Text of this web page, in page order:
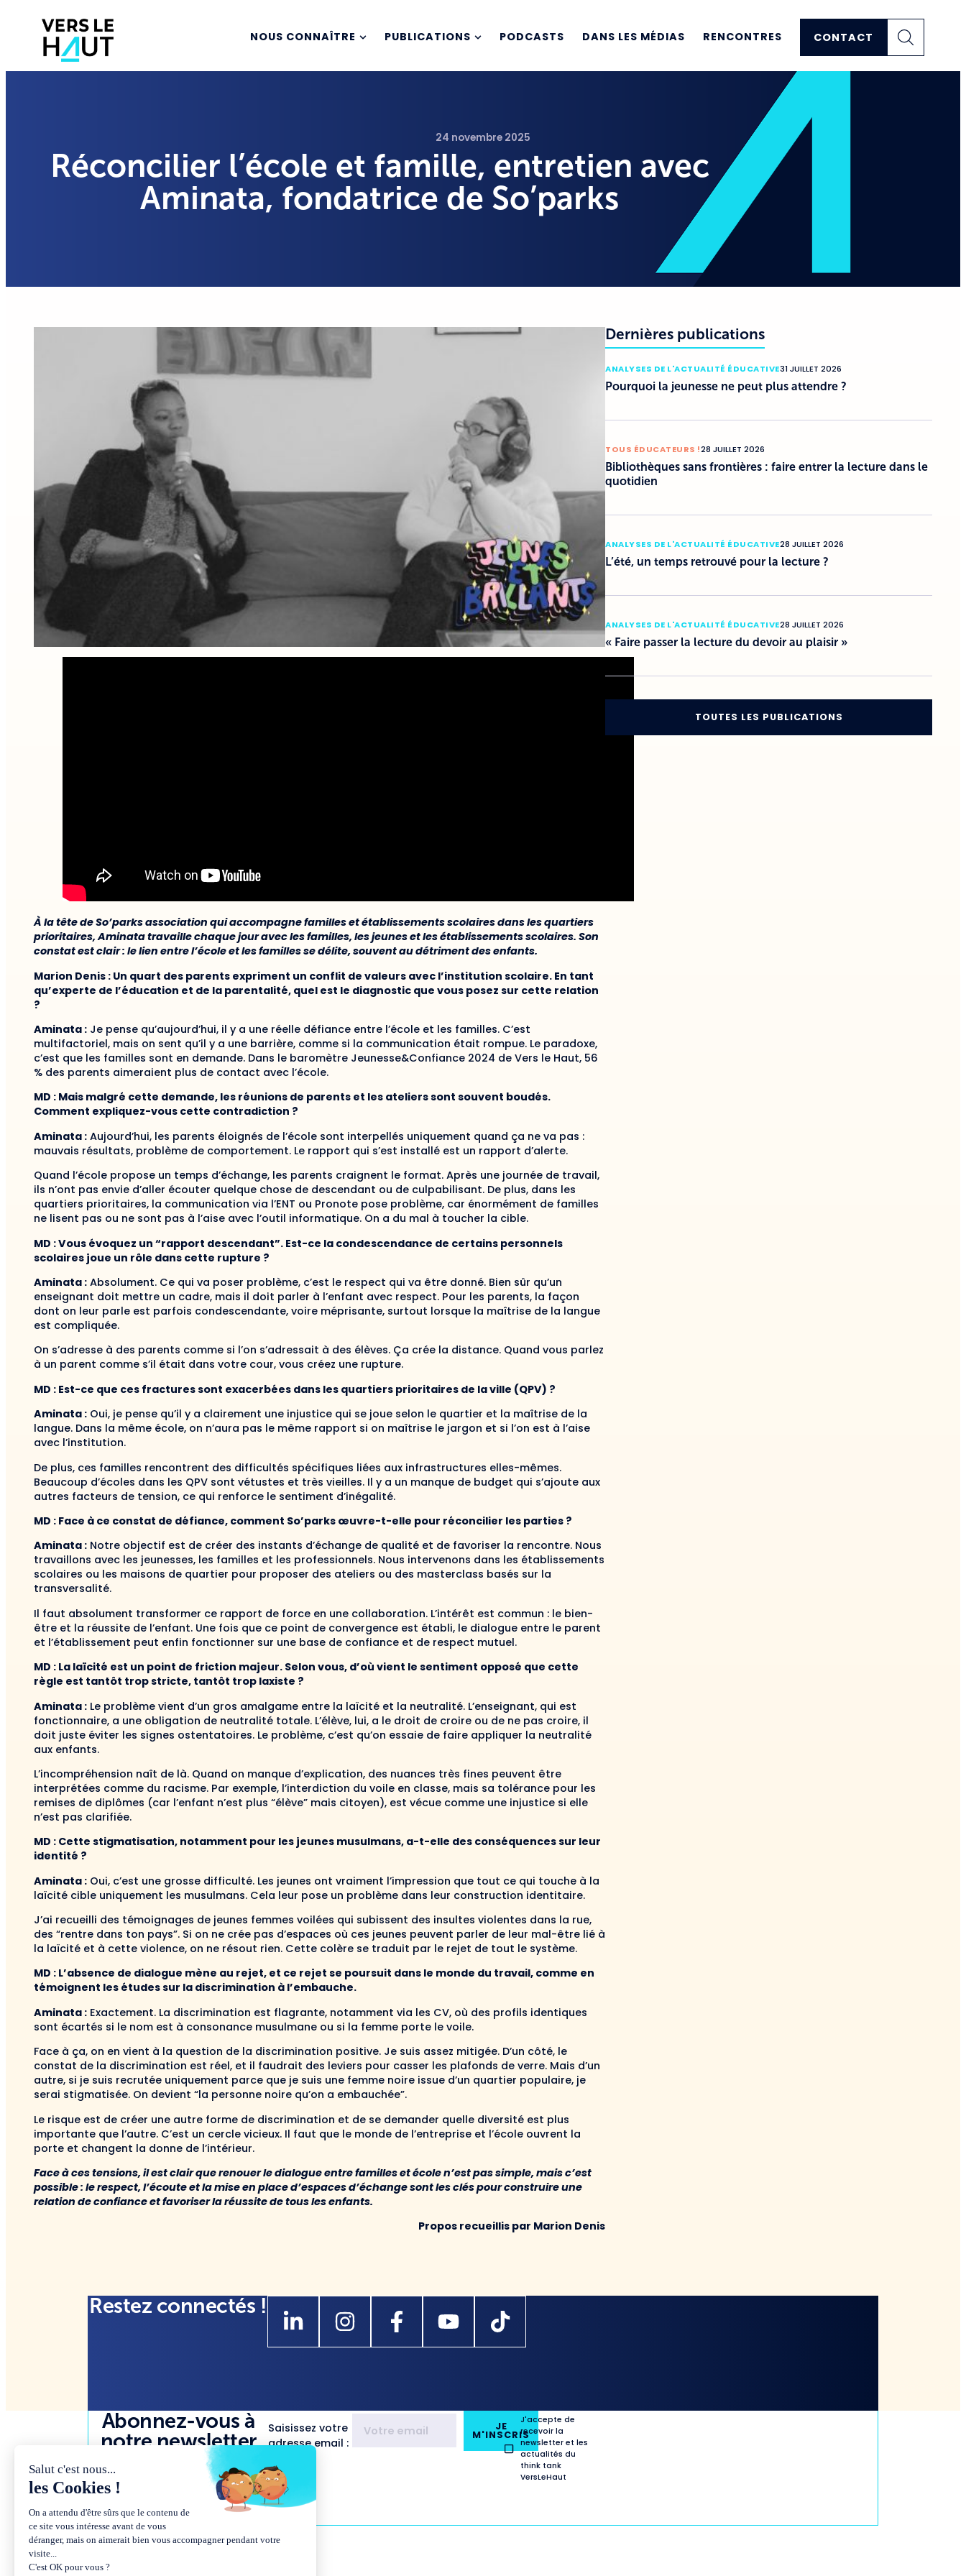
NOUS CONNAÎTRE PUBLICATIONS PODCASTS DANS LES MÉDIAS RENCONTRES CONTACT
24 novembre 2025
Réconcilier l’école et famille, entretien avec
Aminata, fondatrice de So’parks
À la tête de So’parks association qui accompagne familles et établissements scolaires dans les quartiers
prioritaires, Aminata travaille chaque jour avec les familles, les jeunes et les établissements scolaires. Son
constat est clair : le lien entre l’école et les familles se délite, souvent au détriment des enfants.
Marion Denis : Un quart des parents expriment un conflit de valeurs avec l’institution scolaire. En tant
qu’experte de l’éducation et de la parentalité, quel est le diagnostic que vous posez sur cette relation
?
Aminata : Je pense qu’aujourd’hui, il y a une réelle défiance entre l’école et les familles. C’est
multifactoriel, mais on sent qu’il y a une barrière, comme si la communication était rompue. Le paradoxe,
c’est que les familles sont en demande. Dans le baromètre Jeunesse&Confiance 2024 de Vers le Haut, 56
% des parents aimeraient plus de contact avec l’école.
MD : Mais malgré cette demande, les réunions de parents et les ateliers sont souvent boudés.
Comment expliquez-vous cette contradiction ?
Aminata : Aujourd’hui, les parents éloignés de l’école sont interpellés uniquement quand ça ne va pas :
mauvais résultats, problème de comportement. Le rapport qui s’est installé est un rapport d’alerte.
Quand l’école propose un temps d’échange, les parents craignent le format. Après une journée de travail,
ils n’ont pas envie d’aller écouter quelque chose de descendant ou de culpabilisant. De plus, dans les
quartiers prioritaires, la communication via l’ENT ou Pronote pose problème, car énormément de familles
ne lisent pas ou ne sont pas à l’aise avec l’outil informatique. On a du mal à toucher la cible.
MD : Vous évoquez un “rapport descendant”. Est-ce la condescendance de certains personnels
scolaires joue un rôle dans cette rupture ?
Aminata : Absolument. Ce qui va poser problème, c’est le respect qui va être donné. Bien sûr qu’un
enseignant doit mettre un cadre, mais il doit parler à l’enfant avec respect. Pour les parents, la façon
dont on leur parle est parfois condescendante, voire méprisante, surtout lorsque la maîtrise de la langue
est compliquée.
On s’adresse à des parents comme si l’on s’adressait à des élèves. Ça crée la distance. Quand vous parlez
à un parent comme s’il était dans votre cour, vous créez une rupture.
MD : Est-ce que ces fractures sont exacerbées dans les quartiers prioritaires de la ville (QPV) ?
Aminata : Oui, je pense qu’il y a clairement une injustice qui se joue selon le quartier et la maîtrise de la
langue. Dans la même école, on n’aura pas le même rapport si on maîtrise le jargon et si l’on est à l’aise
avec l’institution.
De plus, ces familles rencontrent des difficultés spécifiques liées aux infrastructures elles-mêmes.
Beaucoup d’écoles dans les QPV sont vétustes et très vieilles. Il y a un manque de budget qui s’ajoute aux
autres facteurs de tension, ce qui renforce le sentiment d’inégalité.
MD : Face à ce constat de défiance, comment So’parks œuvre-t-elle pour réconcilier les parties ?
Aminata : Notre objectif est de créer des instants d’échange de qualité et de favoriser la rencontre. Nous
travaillons avec les jeunesses, les familles et les professionnels. Nous intervenons dans les établissements
scolaires ou les maisons de quartier pour proposer des ateliers ou des masterclass basés sur la
transversalité.
Il faut absolument transformer ce rapport de force en une collaboration. L’intérêt est commun : le bien-
être et la réussite de l’enfant. Une fois que ce point de convergence est établi, le dialogue entre le parent
et l’établissement peut enfin fonctionner sur une base de confiance et de respect mutuel.
MD : La laïcité est un point de friction majeur. Selon vous, d’où vient le sentiment opposé que cette
règle est tantôt trop stricte, tantôt trop laxiste ?
Aminata : Le problème vient d’un gros amalgame entre la laïcité et la neutralité. L’enseignant, qui est
fonctionnaire, a une obligation de neutralité totale. L’élève, lui, a le droit de croire ou de ne pas croire, il
doit juste éviter les signes ostentatoires. Le problème, c’est qu’on essaie de faire appliquer la neutralité
aux enfants.
L’incompréhension naît de là. Quand on manque d’explication, des nuances très fines peuvent être
interprétées comme du racisme. Par exemple, l’interdiction du voile en classe, mais sa tolérance pour les
remises de diplômes (car l’enfant n’est plus “élève” mais citoyen), est vécue comme une injustice si elle
n’est pas clarifiée.
MD : Cette stigmatisation, notamment pour les jeunes musulmans, a-t-elle des conséquences sur leur
identité ?
Aminata : Oui, c’est une grosse difficulté. Les jeunes ont vraiment l’impression que tout ce qui touche à la
laïcité cible uniquement les musulmans. Cela leur pose un problème dans leur construction identitaire.
J’ai recueilli des témoignages de jeunes femmes voilées qui subissent des insultes violentes dans la rue,
des “rentre dans ton pays”. Si on ne crée pas d’espaces où ces jeunes peuvent parler de leur mal-être lié à
la laïcité et à cette violence, on ne résout rien. Cette colère se traduit par le rejet de tout le système.
MD : L’absence de dialogue mène au rejet, et ce rejet se poursuit dans le monde du travail, comme en
témoignent les études sur la discrimination à l’embauche.
Aminata : Exactement. La discrimination est flagrante, notamment via les CV, où des profils identiques
sont écartés si le nom est à consonance musulmane ou si la femme porte le voile.
Face à ça, on en vient à la question de la discrimination positive. Je suis assez mitigée. D’un côté, le
constat de la discrimination est réel, et il faudrait des leviers pour casser les plafonds de verre. Mais d’un
autre, si je suis recrutée uniquement parce que je suis une femme noire issue d’un quartier populaire, je
serai stigmatisée. On devient “la personne noire qu’on a embauchée”.
Le risque est de créer une autre forme de discrimination et de se demander quelle diversité est plus
importante que l’autre. C’est un cercle vicieux. Il faut que le monde de l’entreprise et l’école ouvrent la
porte et changent la donne de l’intérieur.
Face à ces tensions, il est clair que renouer le dialogue entre familles et école n’est pas simple, mais c’est
possible : le respect, l’écoute et la mise en place d’espaces d’échange sont les clés pour construire une
relation de confiance et favoriser la réussite de tous les enfants.
Propos recueillis par Marion Denis
Dernières publications
ANALYSES DE L'ACTUALITÉ ÉDUCATIVE31 JUILLET 2026
Pourquoi la jeunesse ne peut plus attendre ?
TOUS ÉDUCATEURS !28 JUILLET 2026
Bibliothèques sans frontières : faire entrer la lecture dans le
quotidien
ANALYSES DE L'ACTUALITÉ ÉDUCATIVE28 JUILLET 2026
L’été, un temps retrouvé pour la lecture ?
ANALYSES DE L'ACTUALITÉ ÉDUCATIVE28 JUILLET 2026
« Faire passer la lecture du devoir au plaisir »
TOUTES LES PUBLICATIONS
Restez connectés !
Abonnez-vous à
notre newsletter
Saisissez votre
adresse email :
JE
M'INSCRIS
J'accepte de
recevoir la
newsletter et les
actualités du
think tank
VersLeHaut